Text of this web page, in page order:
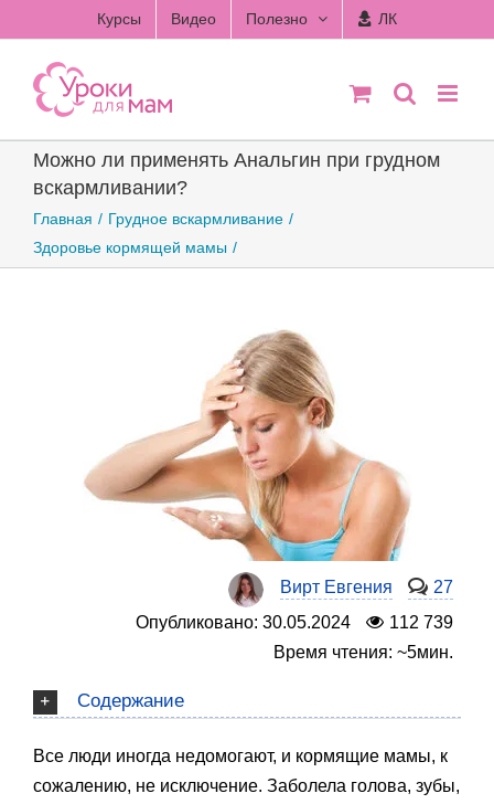
to
content
Курсы Видео Полезно ЛК
Можно ли применять Анальгин при грудном
вскармливании?
Главная
Грудное вскармливание
Здоровье кормящей мамы
Вирт Евгения
27
Опубликовано: 30.05.2024
112 739
Время чтения: ~5мин.
Содержание
Все люди иногда недомогают, и кормящие мамы, к
сожалению, не исключение. Заболела голова, зубы,